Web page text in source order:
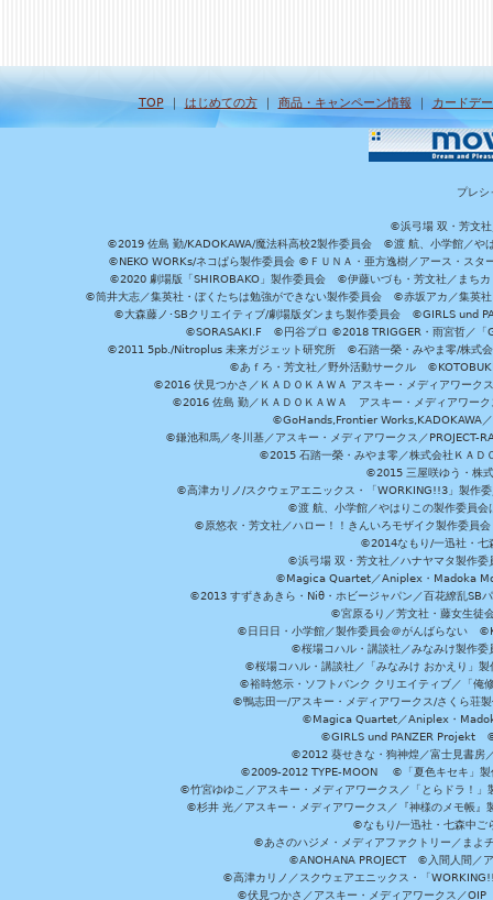
TOP｜ はじめての方｜ 商品・キャンペーン情報 ｜ カードデ
プレシ
©浜弓場 双・芳文社
©2019 佐島 勤/KADOKAWA/魔法科高校2製作委員会 ©渡 航、小学館／や
©NEKO WORKs/ネコぱら製作委員会 ©ＦＵＮＡ・亜方逸樹／アース・ス
©2020 劇場版「SHIROBAKO」製作委員会 ©伊藤いづも・芳文社／まち
©筒井大志／集英社・ぼくたちは勉強ができない製作委員会 ©赤坂アカ／集英
©大森藤ノ･SBクリエイティブ/劇場版ダンまち製作委員会 ©GIRLS und
©SORASAKI.F ©円谷プロ ©2018 TRIGGER・雨宮哲／
©2011 5pb./Nitroplus 未来ガジェット研究所 ©石踏一榮・みやま零/株式
©あｆろ・芳文社／野外活動サークル
©2016 伏見つかさ／ＫＡＤＯＫＡＷＡ アスキー・メディアワー
©2016 佐島 勤／ＫＡＤＯＫＡＷＡ アスキー・メディアワ
©GoHands,Frontier Works,KADOKAWA
©鎌池和馬／冬川基／アスキー・メディアワークス／
©2015 石踏一榮・みやま零／株式会社ＫＡＤ
©2015 三屋咲ゆう・株
©高津カリノ/スクウェアエニックス・「WORKING!!3」製作
©渡 航、小学館／やはりこの製作委員
©原悠衣・芳文社／ハロー！！きんいろモザイク製作委員
©2014なもり/一迅社・
©浜弓場 双・芳文社／ハナヤマタ製作
©Magica Quartet／Aniplex・Madoka
©2013 すずきあきら・Niθ・ホビージャパン／百花繚乱
©宮原るり／芳文社・藤女生徒
©日日日・小学館／製作委員会＠がんばらない
©桜場コハル・講談社／みなみけ製作
©桜場コハル・講談社／「みなみけ おかえり」
©裕時悠示・ソフトバンク クリエイティブ／「
©鴨志田一/アスキー・メディアワークス/さく
©Magica Quartet／Aniplex・
©GIRLS und PANZER Projekt ©
©2012 葵せきな・狗神煌／富士見書
©2009-2012 TYPE-MOON ©「夏色キセキ」製
©竹宮ゆゆこ／アスキー・メディアワークス／「とらドラ！
©杉井 光／アスキー・メディアワークス／『神様のメモ帳
©なもり/一迅社・七森中
©あさのハジメ・メディアファクトリー／ま
©ANOHANA PROJECT ©入間人間／ア
©高津カリノ／スクウェアエニックス・「
©伏見つかさ／アスキー・メディアワークス／